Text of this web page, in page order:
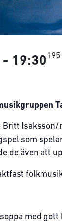
- 19:30
som
de även att
med